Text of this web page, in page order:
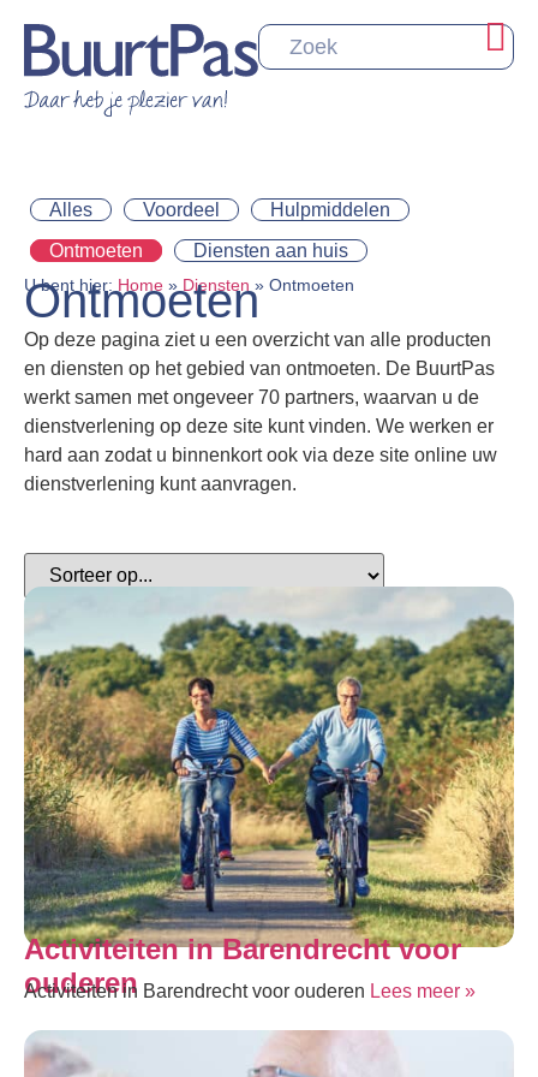
Alles Voordeel
Hulpmiddelen
Ontmoeten
Diensten aan huis
U bent hier: Home » Diensten » Ontmoeten
Ontmoeten
Op deze pagina ziet u een overzicht van alle producten
en diensten op het gebied van ontmoeten. De BuurtPas
werkt samen met ongeveer 70 partners, waarvan u de
dienstverlening op deze site kunt vinden. We werken er
hard aan zodat u binnenkort ook via deze site online uw
dienstverlening kunt aanvragen.
Activiteiten in Barendrecht voor
ouderen
Activiteiten in Barendrecht voor ouderen Lees meer »